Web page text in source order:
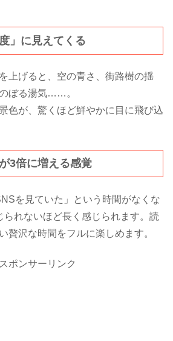
」に見えてくる
上げると、空の青さ、街路樹の揺
ぼる湯気……。
色が、驚くほど鮮やかに目に飛び込
3倍に増える感覚
を見ていた」という時間がなくな
られないほど長く感じられます。読
贅沢な時間をフルに楽しめます。
スポンサーリンク